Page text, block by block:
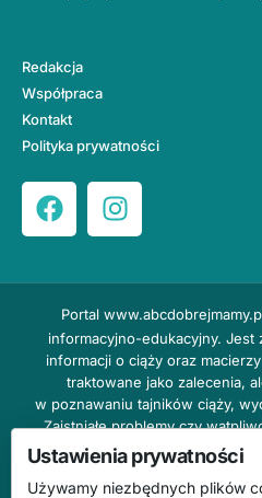
Redakcja
Współpraca
Kontakt
Polityka prywatności
Portal
informacyjno-edukacyjny. Jest
informacji o ciąży oraz
traktowane jako zalecenia,
w poznawaniu tajników ciąży,
Zaistniałe problemy czy
przypadków należy
lekarzem ginekologiem lub innym
dziedzinie. DOBRY DOM nie
Ustawienia prywatności
Używamy niezbędnych plików